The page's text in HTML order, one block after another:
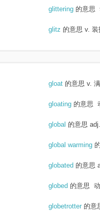
glittering 的意思
glitz 的意思 v. 装
gloat 的意思 v.
gloating 的意思
global 的意思
global warming
globated 的意思
globed 的意思
globetrotter 的意